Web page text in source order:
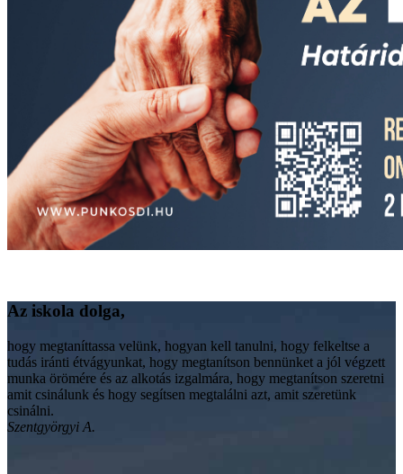
Az iskola dolga,
hogy megtaníttassa velünk, hogyan kell tanulni, hogy felkeltse a
tudás iránti étvágyunkat, hogy megtanítson bennünket a jól végzett
munka örömére és az alkotás izgalmára, hogy megtanítson szeretni
amit csinálunk és hogy segítsen megtalálni azt, amit szeretünk
csinálni.
Szentgyörgyi A.